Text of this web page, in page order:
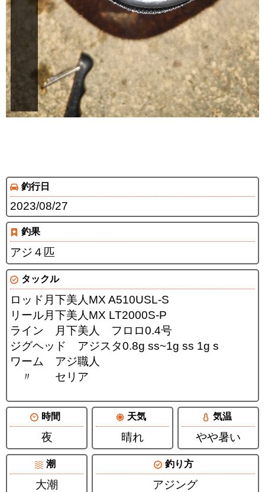
釣行日
2023/08/27
釣果
アジ４匹
タックル
ロッド月下美人MX A510USL-S
リール月下美人MX LT2000S-P
ライン 月下美人 フロロ0.4号
ジグヘッド アジスタ0.8g ss~1g ss 1g s
ワーム アジ職人
〃 セリア
時間
夜
天気
晴れ
気温
やや暑い
潮
大潮
釣り方
アジング